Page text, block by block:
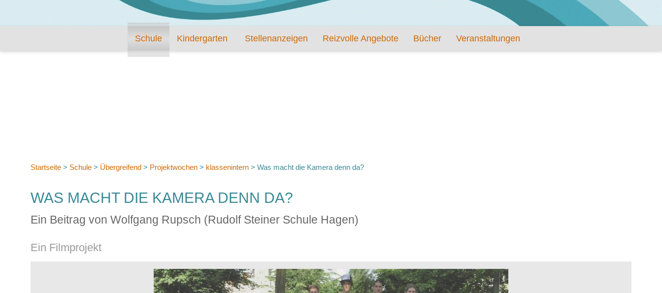
Schule Kindergarten Stellenanzeigen Reizvolle Angebote Bücher Veranstaltungen
Startseite > Schule > Übergreifend > Projektwochen > klassenintern > Was macht die Kamera denn da?
WAS MACHT DIE KAMERA DENN DA?
Ein Beitrag von Wolfgang Rupsch (Rudolf Steiner Schule Hagen)
Ein Filmprojekt